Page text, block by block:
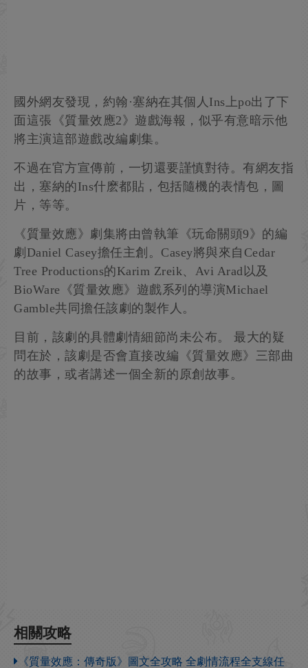
國外網友發現，約翰·塞納在其個人Ins上po出了下
面這張《質量效應2》遊戲海報，似乎有意暗示他
將主演這部遊戲改編劇集。
不過在官方宣傳前，一切還要謹慎對待。有網友指
出，塞納的Ins什麽都貼，包括隨機的表情包，圖
片，等等。
《質量效應》劇集將由曾執筆《玩命關頭9》的編
劇Daniel Casey擔任主創。Casey將與來自Cedar
Tree Productions的Karim Zreik、Avi Arad以及
BioWare《質量效應》遊戲系列的導演Michael
Gamble共同擔任該劇的製作人。
目前，該劇的具體劇情細節尚未公布。 最大的疑
問在於，該劇是否會直接改編《質量效應》三部曲
的故事，或者講述一個全新的原創故事。
相關攻略
《質量效應：傳奇版》圖文全攻略 全劇情流程全支線任